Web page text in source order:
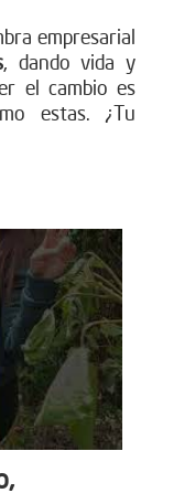
empresarial
, dando vida y
el cambio es
estas. ¿Tu
en nuestra
ahora!